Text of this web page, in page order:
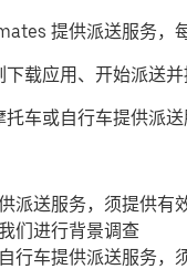
提供派送服务，
下载应用、开始派送
车或自行车提供派
派送服务，须提供有
们进行背景调查
行车提供派送服务，